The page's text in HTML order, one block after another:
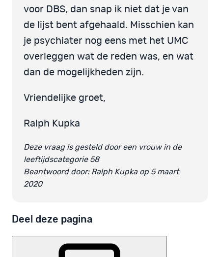
voor DBS, dan snap ik niet dat je van
de lijst bent afgehaald. Misschien kan
je psychiater nog eens met het UMC
overleggen wat de reden was, en wat
dan de mogelijkheden zijn.
Vriendelijke groet,
Ralph Kupka
Deze vraag is gesteld door een vrouw in de
leeftijdscategorie 58
Beantwoord door: Ralph Kupka op 5 maart
2020
Deel deze pagina